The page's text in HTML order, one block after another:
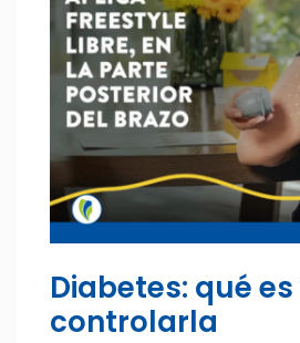
Diabetes: qué
controlarla